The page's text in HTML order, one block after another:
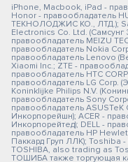
iPhone, Macbook, iPad -
Honor - правообладатель
ТЕКНОЛОДЖИС КО., ЛТД.);
Electronics Co. Ltd. (Самсунг
правообладатель MEIZU
правообладатель Nokia
правообладатель Lenovo
Xiaomi Inc.; ZTE -
правообладатель HTC
правообладатель LG Corp.
Koninklijke Philips N.V.
правообладатель Sony
правообладатель ASUSTeK
Инкорпорейшн); ACER -
Инкорпорейтед); DELL -
правообладатель HP
Паккард Груп ЛЛК); Toshiba
TOSHIBA, also trading as
ТОШИБА также торгующая